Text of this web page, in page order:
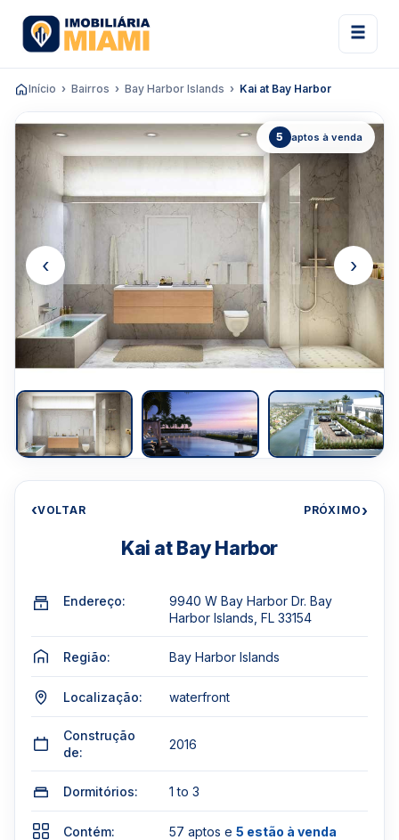
Início Bairros Bay Harbor Islands Kai at Bay Harbor
5 aptos à venda
‹ ›
‹VOLTAR PRÓXIMO›
Kai at Bay Harbor
Endereço:
9940 W Bay Harbor Dr. Bay
Harbor Islands, FL 33154
Região: Bay Harbor Islands
Localização: waterfront
Construção
de:
2016
Dormitórios: 1 to 3
Contém: 57 aptos e 5 estão à venda